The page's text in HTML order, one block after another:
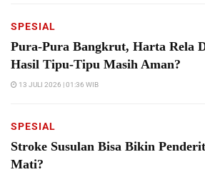
SPESIAL
Pura-Pura Bangkrut, Harta Rela
Hasil Tipu-Tipu Masih Aman?
13 JULI 2026 | 01:36 WIB
SPESIAL
Stroke Susulan Bisa Bikin
Mati?